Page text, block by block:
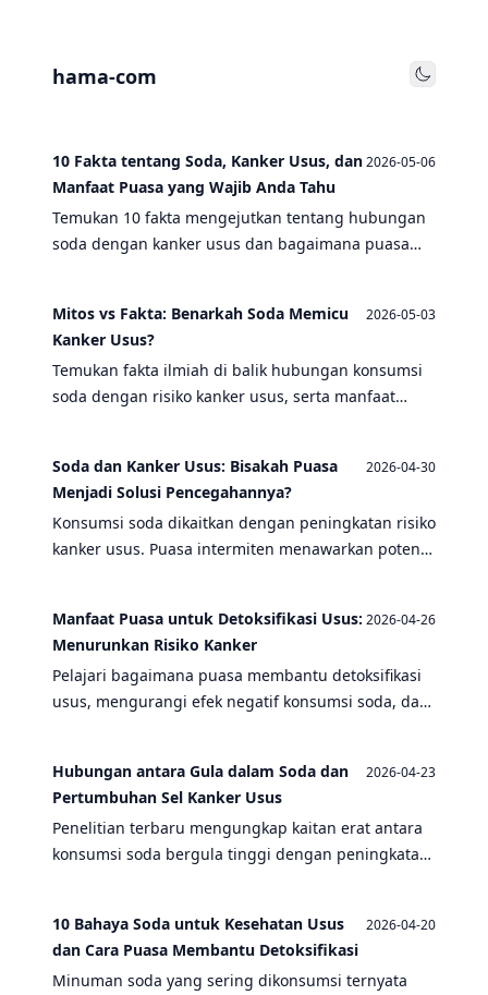
hama-com Toggle
10 Fakta tentang Soda, Kanker Usus, dan
Manfaat Puasa yang Wajib Anda Tahu
2026-05-06
Temukan 10 fakta mengejutkan tentang hubungan
soda dengan kanker usus dan bagaimana puasa
kesehatan.
Mitos vs Fakta: Benarkah Soda Memicu
Kanker Usus?
2026-05-03
Temukan fakta ilmiah di balik hubungan konsumsi
soda dengan risiko kanker usus, serta manfaat
Soda dan Kanker Usus: Bisakah Puasa
Menjadi Solusi Pencegahannya?
2026-04-30
Konsumsi soda dikaitkan dengan peningkatan risiko
kanker usus. Puasa intermiten menawarkan potensi
antara soda, kanker usus, dan manfaat puasa
dalam artikel ini.
Manfaat Puasa untuk Detoksifikasi Usus:
Menurunkan Risiko Kanker
2026-04-26
Pelajari bagaimana puasa membantu detoksifikasi
usus, mengurangi efek negatif konsumsi soda, dan
Hubungan antara Gula dalam Soda dan
Pertumbuhan Sel Kanker Usus
2026-04-23
Penelitian terbaru mengungkap kaitan erat antara
konsumsi soda bergula tinggi dengan peningkatan
10 Bahaya Soda untuk Kesehatan Usus
dan Cara Puasa Membantu Detoksifikasi
2026-04-20
Minuman soda yang sering dikonsumsi ternyata